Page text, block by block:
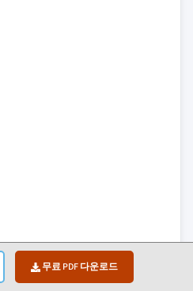
무료 PDF 다운로드